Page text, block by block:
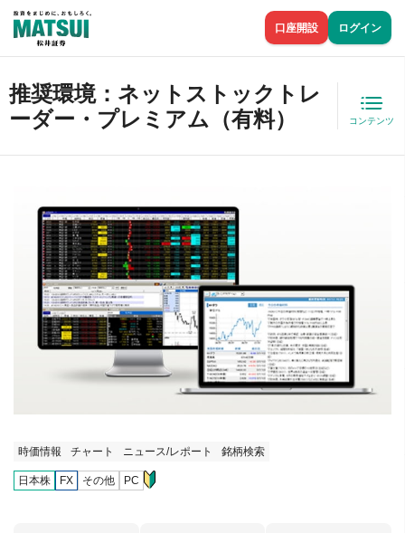
口座開設 ログイン
推奨環境：ネットストックトレ
ーダー・プレミアム（有料）
コンテンツ
時価情報 チャート ニュース/レポート 銘柄検索
日本株 FX その他 PC